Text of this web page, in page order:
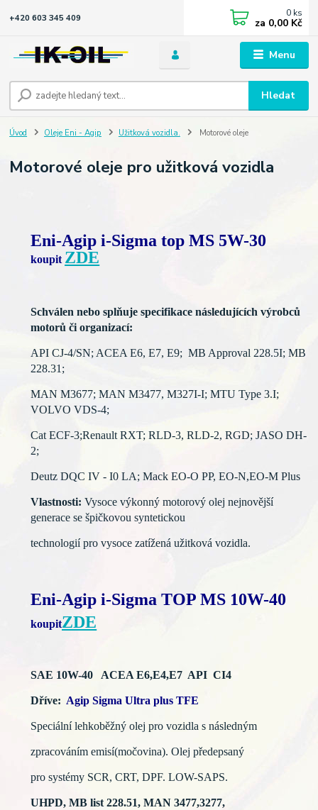
Menu
Hledat
+420 603 345 409 0 ks
za 0,00 Kč
Úvod Oleje Eni - Agip Užitková vozidla. Motorové oleje
Motorové oleje pro užitková vozidla
Eni-Agip i-Sigma top MS 5W-30
koupit ZDE
Schválen nebo splňuje specifikace následujících výrobců
motorů či organizací:
API CJ-4/SN; ACEA E6, E7, E9; MB Approval 228.5I; MB
228.31;
MAN M3677; MAN M3477, M327I-I; MTU Type 3.I;
VOLVO VDS-4;
Cat ECF-3;Renault RXT; RLD-3, RLD-2, RGD; JASO DH-
2;
Deutz DQC IV - I0 LA; Mack EO-O PP, EO-N,EO-M Plus
Vlastnosti:Vysoce výkonný motorový olej nejnovější
generace se špičkovou syntetickou
technologií pro vysocezatížená užitková vozidla.
Eni-Agip i-Sigma TOP MS 10W-40
koupitZDE
SAE 10W-40 ACEA E6,E4,E7 API CI4
Dříve: Agip Sigma Ultra plus TFE
Speciální lehkoběžný olej pro vozidla s následným
zpracováním emisí(močovina). Olej předepsaný
pro systémy SCR, CRT, DPF. LOW-SAPS.
UHPD, MB list 228.51, MAN 3477,3277,